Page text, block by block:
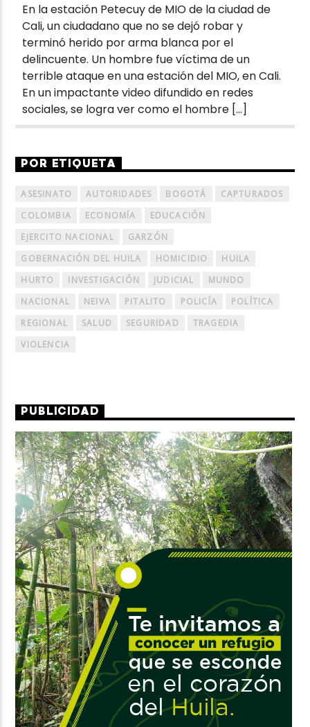
En la estación Petecuy de MIO de la ciudad de
Cali, un ciudadano que no se dejó robar y
terminó herido por arma blanca por el
delincuente. Un hombre fue víctima de un
terrible ataque en una estación del MIO, en Cali.
En un impactante video difundido en redes
sociales, se logra ver como el hombre […]
POR ETIQUETA
ASESINATO AUTORIDADES BOGOTÁ
CAPTURADOS
COLOMBIA
ECONOMÍA
EDUCACIÓN
EJERCITO NACIONAL
GARZÓN
GOBERNACIÓN DEL HUILA
HOMICIDIO
HUILA
HURTO
INVESTIGACIÓN JUDICIAL
MUNDO
NACIONAL
NEIVA PITALITO POLICÍA
POLÍTICA
REGIONAL
SALUD SEGURIDAD
TRAGEDIA
VIOLENCIA
PUBLICIDAD